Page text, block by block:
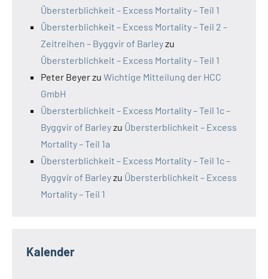
Übersterblichkeit – Excess Mortality – Teil 1
Übersterblichkeit – Excess Mortality – Teil 2 –
Zeitreihen – Byggvir of Barleyzu
Übersterblichkeit – Excess Mortality – Teil 1
Peter Beyerzu Wichtige Mitteilung der HCC
GmbH
Übersterblichkeit – Excess Mortality – Teil 1c –
Byggvir of Barleyzu Übersterblichkeit – Excess
Mortality – Teil 1a
Übersterblichkeit – Excess Mortality – Teil 1c –
Byggvir of Barleyzu Übersterblichkeit – Excess
Mortality – Teil 1
Kalender